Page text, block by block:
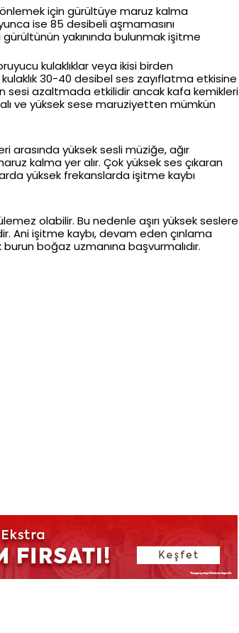
için gürültüye maruz kalma
ise 85 desibeli aşmamasını
yakınında bulunmak işitme
kulaklıklar veya ikisi birden
kulaklık 30-40 desibel ses zayıflatma etkisine
sesi azaltmada etkilidir ancak kafa kemikleri
ve yüksek sese maruziyetten mümkün
arasında yüksek sesli müziğe, ağır
kalma yer alır. Çok yüksek ses çıkaran
yüksek frekanslarda işitme kaybı
olabilir. Bu nedenle aşırı yüksek seslere
Ani işitme kaybı, devam eden çınlama
boğaz uzmanına başvurmalıdır.